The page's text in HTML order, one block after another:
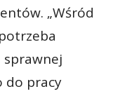
„Wśród
do pracy